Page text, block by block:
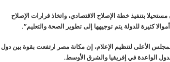
بتنفيذ خطة الإصلاح الاقتصادي، واتخاذ قرارات الإصلاح
كثيرة للدولة يتم توجيهها إلى تطوير الصحة والتعليم”.
الأعلى لتنظيم الإعلام، إن مكانة مصر ارتفعت بقوة بين دول
الواعدة في إفريقيا والشرق الأوسط.